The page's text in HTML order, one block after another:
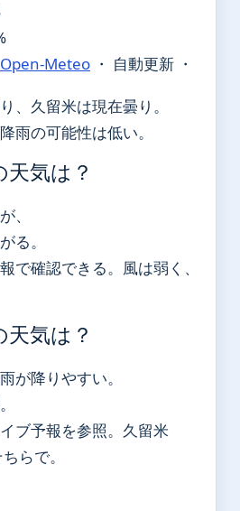
Open-Meteo ・ 自動更新 ・
、久留米は現在曇り。
雨の可能性は低い。
気は？
、
る。
で確認できる。風は弱く、
気は？
が降りやすい。
ブ予報を参照。久留米
らで。